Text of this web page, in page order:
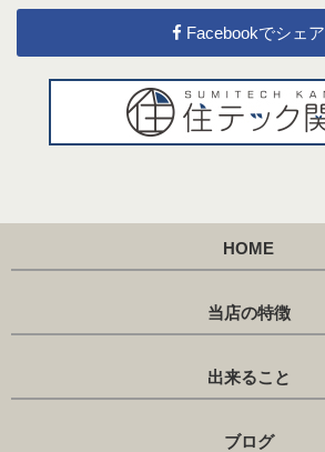
Facebookでシェア
HOME
当店の特徴
出来ること
ブログ